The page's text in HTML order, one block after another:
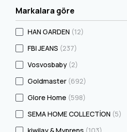
Markalara göre
HAN GARDEN (12)
FBI JEANS (237)
Vosvosbaby (2)
Goldmaster (692)
Glore Home (598)
SEMA HOME COLLECTİON (5)